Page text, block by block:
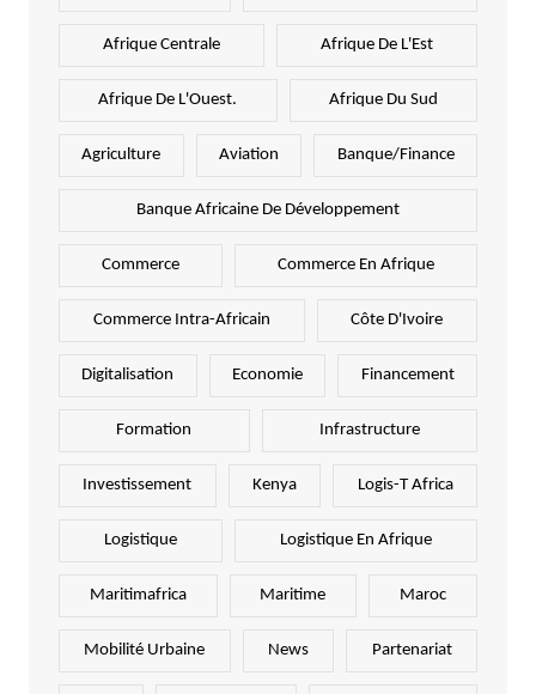
Afrique Centrale Afrique De L'Est
Afrique De L'Ouest. Afrique Du Sud
Agriculture Aviation Banque/Finance
Banque Africaine De Développement
Commerce Commerce En Afrique
Commerce Intra-Africain Côte D'Ivoire
Digitalisation Economie Financement
Formation Infrastructure
Investissement Kenya Logis-T Africa
Logistique Logistique En Afrique
Maritimafrica Maritime Maroc
Mobilité Urbaine News Partenariat